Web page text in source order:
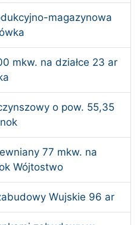
magazynowa
mkw. na działce 23 ar
o pow. 55,35
77 mkw. na
Wójtostwo
Wujskie 96 ar